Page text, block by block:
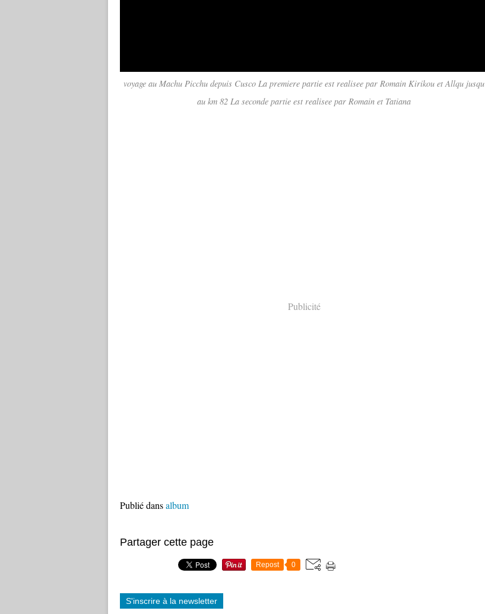
voyage au Machu Picchu depuis Cusco La premiere partie est realisee par Romain Kirikou et Allqu jusqu
au km 82 La seconde partie est realisee par Romain et Tatiana
Publicité
Publié dansalbum
Partager cette page
Repost 0
S'inscrire à la newsletter